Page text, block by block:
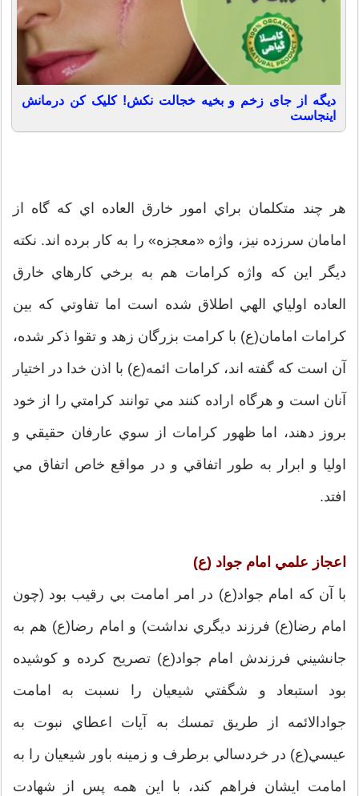
دیگه از جای زخم و بخیه خجالت نکش! کلیک کن درمانش
اینجاست
هر چند متكلمان براي امور خارق العاده اي كه گاه از
امامان سرزده نيز، واژه «معجزه» را به كار برده اند. نكته
ديگر اين كه واژه كرامات هم به برخي كارهاي خارق
العاده اولياي الهي اطلاق شده است اما تفاوتي كه بين
كرامات امامان(ع) با كرامت بزرگان زهد و تقوا ذكر شده،
آن است كه گفته اند، كرامات ائمه(ع) با اذن خدا در اختيار
آنان است و هرگاه اراده كنند مي توانند كرامتي را از خود
بروز دهند، اما ظهور كرامات از سوي عارفان حقيقي و
اوليا و ابرار به طور اتفاقي و در مواقع خاص اتفاق مي
افتد.
اعجاز علمي امام جواد (ع)
با آن كه امام جواد(ع) در امر امامت بي رقيب بود (چون
امام رضا(ع) فرزند ديگري نداشت) و امام رضا(ع) هم به
جانشيني فرزندش امام جواد(ع) تصريح كرده و كوشيده
بود استبعاد و شگفتي شيعيان را نسبت به امامت
جوادالائمه از طريق تمسك به آيات اعطاي نبوت به
عيسي(ع) در خردسالي برطرف و زمينه باور شيعيان را به
امامت ايشان فراهم كند، با اين همه پس از شهادت